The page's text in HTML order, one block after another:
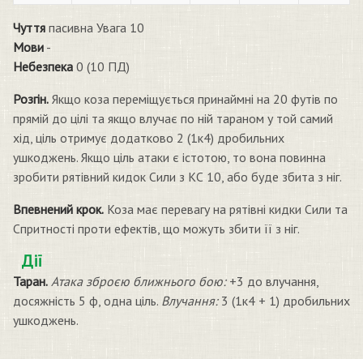
Чуття пасивна Увага 10
Мови -
Небезпека 0 (10 ПД)
Розгін. Якщо коза переміщується принаймні на 20 футів по
прямій до цілі та якщо влучає по ній тараном у той самий
хід, ціль отримує додатково 2 (1к4) дробильних
ушкоджень. Якщо ціль атаки є істотою, то вона повинна
зробити рятівний кидок Сили з КС 10, або буде збита з ніг.
Впевнений крок. Коза має перевагу на рятівні кидки Сили та
Спритності проти ефектів, що можуть збити її з ніг.
Дії
Таран. Атака зброєю ближнього бою:+3 до влучання,
досяжність 5 ф, одна ціль. Влучання:3 (1к4 + 1) дробильних
ушкоджень.